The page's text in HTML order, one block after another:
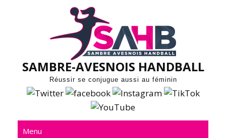
SAMBRE-AVESNOIS HANDBALL
Réussir se conjugue aussi au féminin
Menu